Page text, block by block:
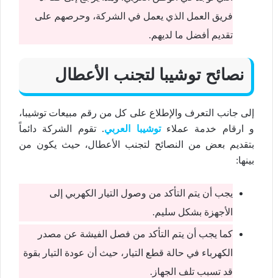
فريق العمل الذي يعمل في الشركة، وحرصهم على
تقديم أفضل ما لديهم.
نصائح توشيبا لتجنب الأعطال
إلى جانب التعرف والإطلاع على كل من رقم مبيعات توشيبا،
و ارقام خدمة عملاءتوشيبا العربي. تقوم الشركة دائماً
بتقديم بعض من النصائح لتجنب الأعطال، حيث يكون من
بينها:
يجب أن يتم التأكد من وصول التيار الكهربي إلى
الأجهزة بشكل سليم.
كما يجب أن يتم التأكد من فصل الفيشة عن مصدر
الكهرباء في حالة قطع التيار، حيث أن عودة التيار بقوة
قد تسبب تلف الجهاز.